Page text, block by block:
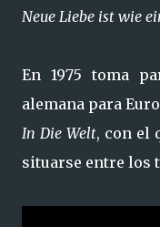
Neue Liebe ist wie
En 1975 toma
alemana para
In Die Welt, con el
situarse entre los